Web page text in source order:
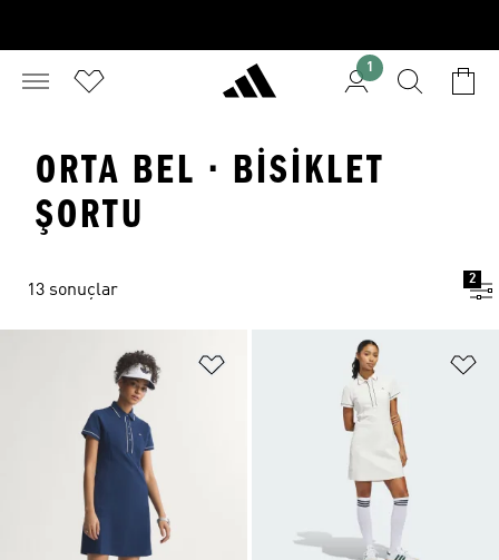
1
ORTA BEL · BISIKLET
ŞORTU
13 sonuçlar
2
Favori Listesine Ekle